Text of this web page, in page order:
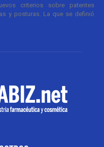
criterios sobre patentes
y posturas. La que se definió